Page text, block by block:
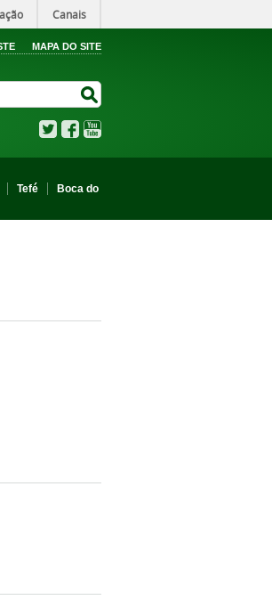
Canais
MAPA DO SITE
TwitterFacebook
Tefé
Boca do